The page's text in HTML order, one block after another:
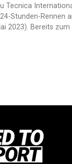
Tecnica
Stunden-Rennen
2023). Bereits zum